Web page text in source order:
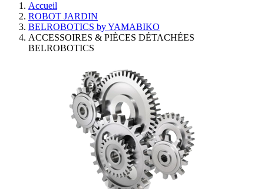
Accueil
ROBOT JARDIN
BELROBOTICS by YAMABIKO
ACCESSOIRES & PIÈCES DÉTACHÉES
BELROBOTICS